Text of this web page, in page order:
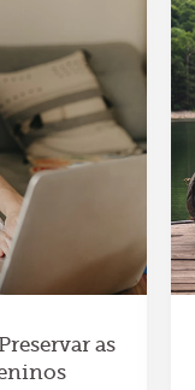
as